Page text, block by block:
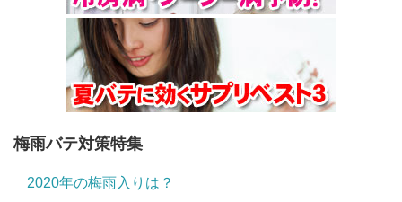
梅雨バテ対策特集
2020年の梅雨入りは？